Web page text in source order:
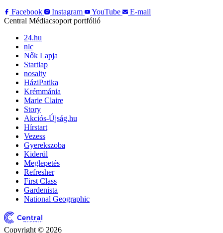
Facebook
Instagram YouTube
E-mail
Central Médiacsoport portfólió
24.hu
nlc
Nők Lapja
Startlap
nosalty
HáziPatika
Krémmánia
Marie Claire
Story
Akciós-Újság.hu
Hírstart
Vezess
Gyerekszoba
Kiderül
Meglepetés
Refresher
First Class
Gardenista
National Geographic
Copyright © 2026